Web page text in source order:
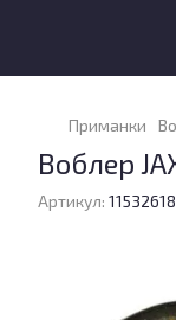
Приманки
Воблер
Артикул: